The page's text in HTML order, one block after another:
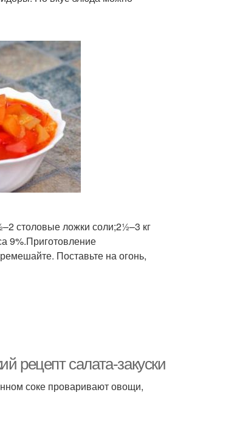
столовые ложки соли;2½–3 кг
9%.Приготовление
Поставьте на огонь,
рецепт салата-закуски
соке проваривают овощи,